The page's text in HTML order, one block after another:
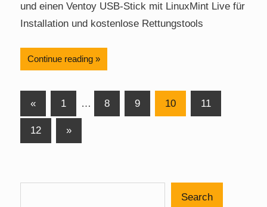
und einen Ventoy USB-Stick mit LinuxMint Live für
Installation und kostenlose Rettungstools
Continue reading
Posts
pagination
«Previous
Posts
1 … 8 9 10 11
12
Next
»
Search